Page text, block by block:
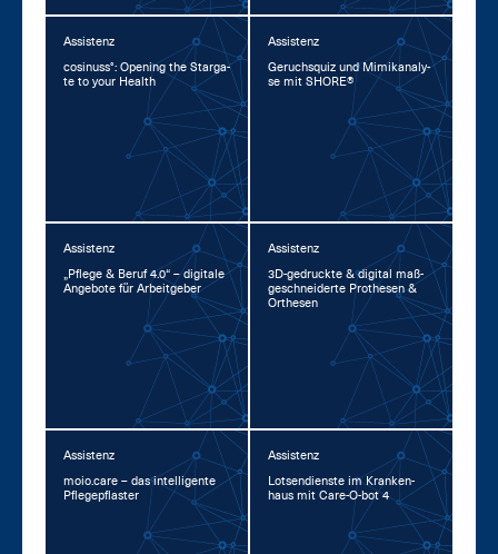
Assistenz
co­si­nuss°: Opening the Star­ga­
te to your Health
Assistenz
Ge­ruchs­quiz und Mi­mi­kana­ly­
se mit SHORE®
Assistenz
„Pfle­ge & Be­ruf 4.0“ – di­gi­ta­le
An­ge­bo­te für Ar­beit­ge­ber
Assistenz
3D-ge­druck­te & di­gi­tal maß­
ge­schnei­der­te Pro­the­sen &
Or­the­sen
Assistenz
moio.ca­re – das in­tel­li­gen­te
Pfle­ge­pflas­ter
Assistenz
Lot­sen­diens­te im Kran­ken­
haus mit Ca­re-O-bot 4